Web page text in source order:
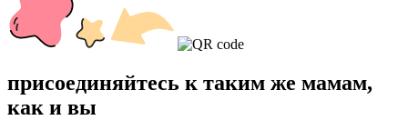
присоединяйтесь к таким же мамам,
как и вы